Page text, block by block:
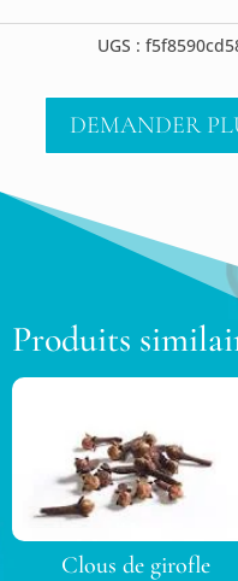
UGS :
DEMANDER
Produits
Clous de girofle